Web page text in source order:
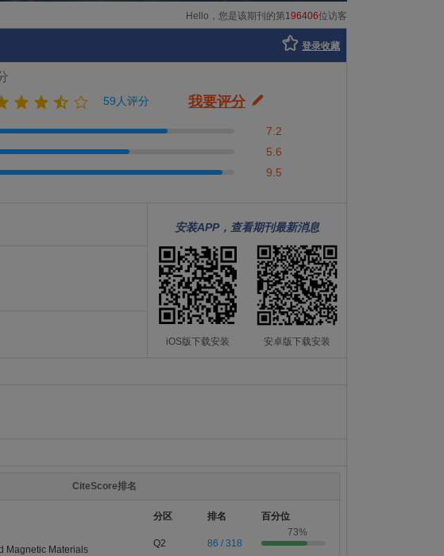
Hello，您是该期刊的第196406位访客
登录收藏
59人评分 我要评分
7.2
5.6
9.5
安装APP，查看期刊最新消息
iOS版下载安装 安卓版下载安装
CiteScore排名
分区 排名
百分位
Magnetic Materials
Q2 86 / 318
73%